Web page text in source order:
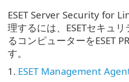
ESET Server Security for
理するには、ESETセキュ
るコンピューターをESET
す。
1. ESET Management